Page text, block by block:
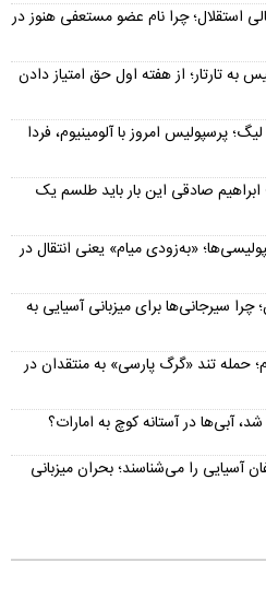
چرا نام عضو مستعفی هنوز در
تارتار؛ از هفته اول حق امتیاز دادن
پرسپولیس امروز با آلومینیوم، فردا
ابراهیم صادقی این بار باید طلسم یک
«به‌زودی میام» یعنی انتقال در
سیرجانی‌ها برای میزبانی آسیایی به
حمله تند «گرگ پارسی» به منتقدان در
۲۷ مرداد حریفان آسیایی را می‌شناسند؛ بحران میزبانی